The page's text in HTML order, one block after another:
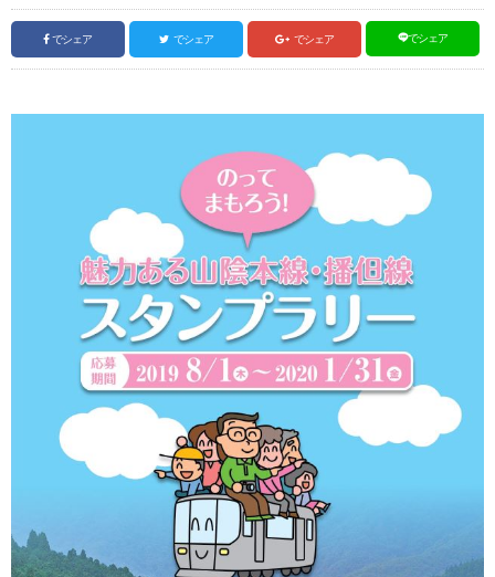
でシェア でシェア でシェア でシェア